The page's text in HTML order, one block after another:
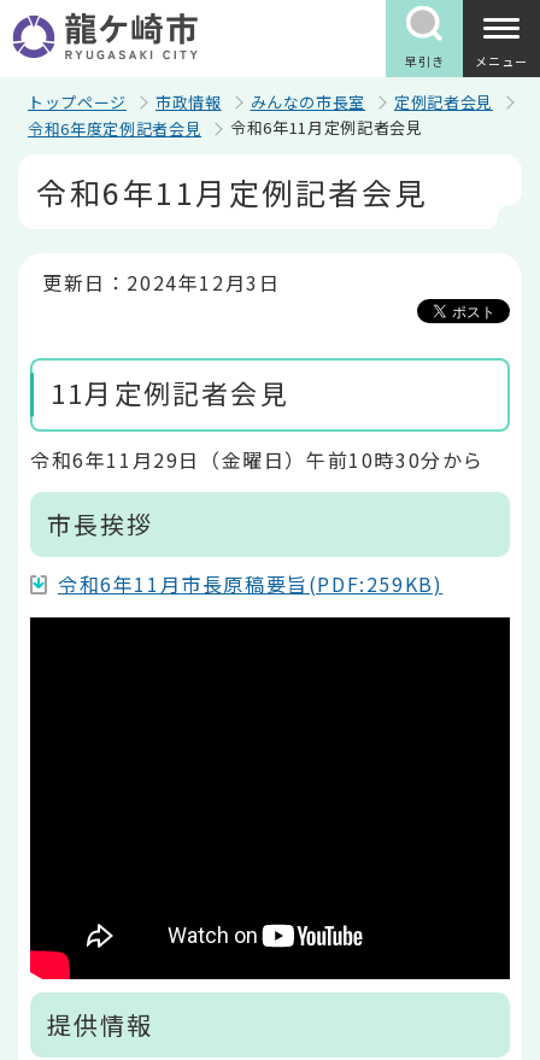
の
ペ
早引き メニュー
トップページ 市政情報 みんなの市長室
定例記者会見
令和6年度定例記者会見
令和6年11月定例記者会見
令和6年11月定例記者会見
更新日：2024年12月3日
11月定例記者会見
令和6年11月29日（金曜日）午前10時30分から
市長挨拶
令和6年11月市長原稿要旨(PDF:259KB)
提供情報